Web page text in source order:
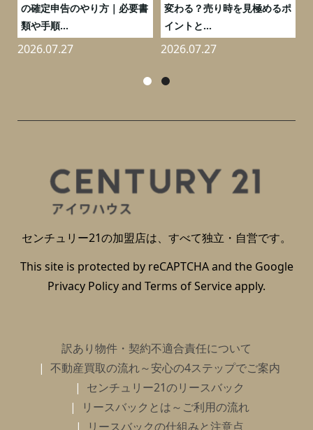
の確定申告のやり方｜必要書
類や手順...
2026.07.27
変わる？売り時を見極めるポ
イントと...
2026.07.27
センチュリー21の加盟店は、すべて独立・自営です。
This site is protected by reCAPTCHA and the Google
Privacy Policyand Terms of Serviceapply.
訳あり物件・契約不適合責任について
不動産買取の流れ～安心の4ステップでご案内
センチュリー21のリースバック
リースバックとは～ご利用の流れ
リースバックの仕組みと注意点